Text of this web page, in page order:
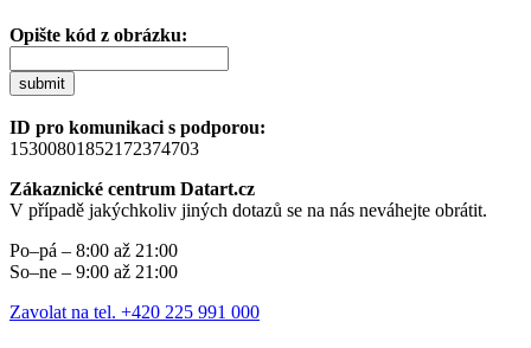
Opište kód z obrázku:
submit
ID pro komunikaci s podporou:
15300801852172374703
Zákaznické centrum Datart.cz
V případě jakýchkoliv jiných dotazů se na nás neváhejte obrátit.
Po–pá – 8:00 až 21:00
So–ne – 9:00 až 21:00
Zavolat na tel. +420 225 991 000